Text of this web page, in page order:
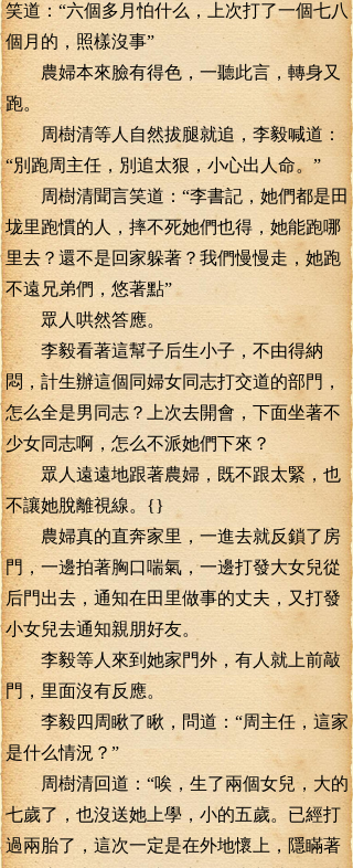
笑道：“六個多月怕什么，上次打了一個七八
個月的，照樣沒事”
農婦本來臉有得色，一聽此言，轉身又
跑。
周樹清等人自然拔腿就追，李毅喊道：
“別跑周主任，別追太狠，小心出人命。”
周樹清聞言笑道：“李書記，她們都是田
垅里跑慣的人，摔不死她們也得，她能跑哪
里去？還不是回家躲著？我們慢慢走，她跑
不遠兄弟們，悠著點”
眾人哄然答應。
李毅看著這幫子后生小子，不由得納
悶，計生辦這個同婦女同志打交道的部門，
怎么全是男同志？上次去開會，下面坐著不
少女同志啊，怎么不派她們下來？
眾人遠遠地跟著農婦，既不跟太緊，也
不讓她脫離視線。{}
農婦真的直奔家里，一進去就反鎖了房
門，一邊拍著胸口喘氣，一邊打發大女兒從
后門出去，通知在田里做事的丈夫，又打發
小女兒去通知親朋好友。
李毅等人來到她家門外，有人就上前敲
門，里面沒有反應。
李毅四周瞅了瞅，問道：“周主任，這家
是什么情況？”
周樹清回道：“唉，生了兩個女兒，大的
七歲了，也沒送她上學，小的五歲。已經打
過兩胎了，這次一定是在外地懷上，隱瞞著